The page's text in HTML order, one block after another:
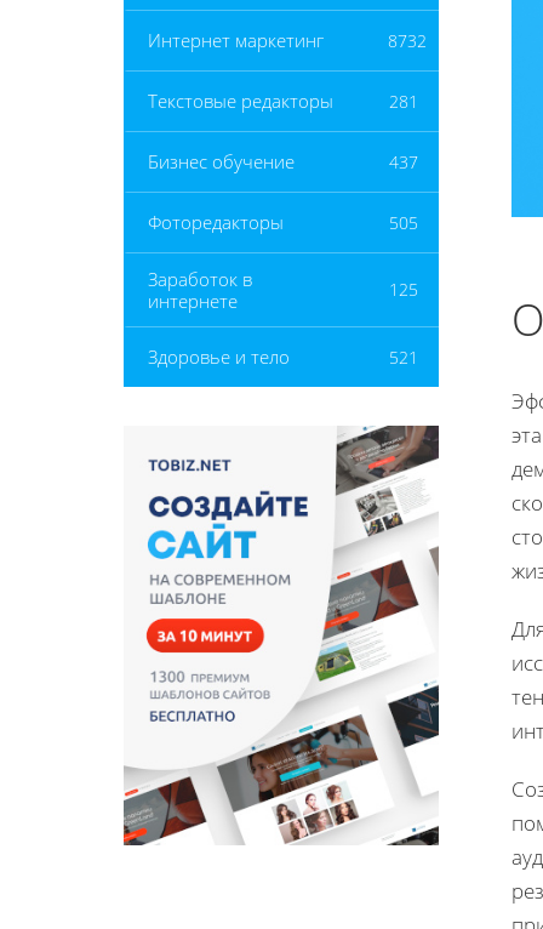
Интернет маркетинг 8732
Текстовые редакторы 281
Бизнес обучение 437
Фоторедакторы 505
Заработок в
интернете
125
Здоровье и тело 521